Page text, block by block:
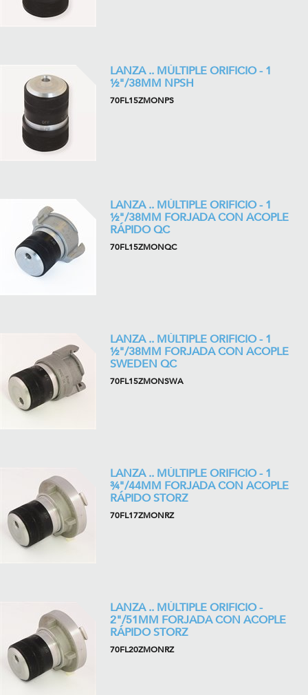
LANZA .. MÚLTIPLE ORIFICIO - 1
½"/38MM NPSH
70FL15ZMONPS
LANZA .. MÚLTIPLE ORIFICIO - 1
½"/38MM FORJADA CON ACOPLE
RÁPIDO QC
70FL15ZMONQC
LANZA .. MÚLTIPLE ORIFICIO - 1
½"/38MM FORJADA CON ACOPLE
SWEDEN QC
70FL15ZMONSWA
LANZA .. MÚLTIPLE ORIFICIO - 1
¾"/44MM FORJADA CON ACOPLE
RÁPIDO STORZ
70FL17ZMONRZ
LANZA .. MÚLTIPLE ORIFICIO -
2"/51MM FORJADA CON ACOPLE
RÁPIDO STORZ
70FL20ZMONRZ